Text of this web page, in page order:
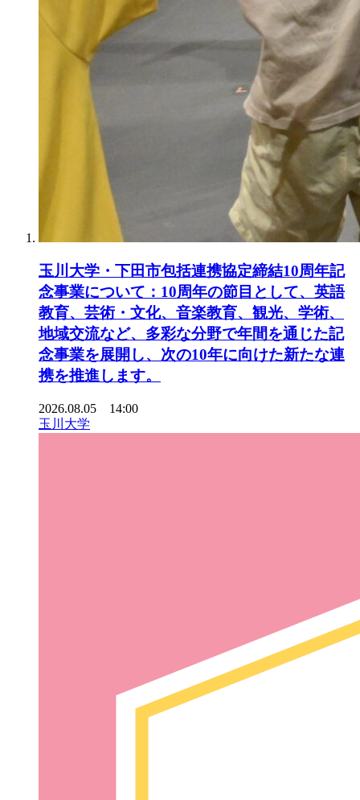
玉川大学・下田市包括連携協定締結10周年記
念事業について：10周年の節目として、英語
教育、芸術・文化、音楽教育、観光、学術、
地域交流など、多彩な分野で年間を通じた記
念事業を展開し、次の10年に向けた新たな連
携を推進します。
2026.08.05 14:00
玉川大学